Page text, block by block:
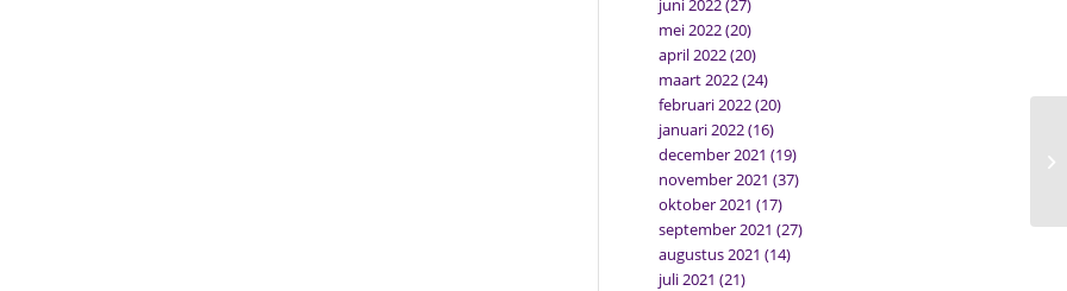
juni 2022(27)
mei 2022(20)
april 2022(20)
maart 2022(24)
februari 2022(20)
januari 2022(16)
december 2021 (19)
november 2021 (37)
oktober 2021 (17)
september 2021 (27)
augustus 2021 (14)
juli 2021 (21)